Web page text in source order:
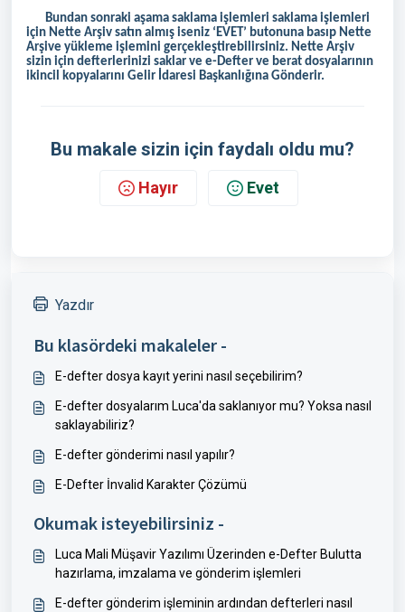
Bundan sonraki aşama saklama işlemleri saklama işlemleri
için Nette Arşiv satın almış iseniz ‘EVET’ butonuna basıp Nette
Arşive yükleme işlemini gerçekleştirebilirsiniz. Nette Arşiv
sizin için defterlerinizi saklar ve e-Defter ve berat dosyalarının
ikincil kopyalarını Gelir İdaresi Başkanlığına Gönderir.
Bu makale sizin için faydalı oldu mu?
Hayır Evet
Yazdır
Bu klasördeki makaleler -
E-defter dosya kayıt yerini nasıl seçebilirim?
E-defter dosyalarım Luca'da saklanıyor mu? Yoksa nasıl
saklayabiliriz?
E-defter gönderimi nasıl yapılır?
E-Defter İnvalid Karakter Çözümü
Okumak isteyebilirsiniz -
Luca Mali Müşavir Yazılımı Üzerinden e-Defter Bulutta
hazırlama, imzalama ve gönderim işlemleri
E-defter gönderim işleminin ardından defterleri nasıl